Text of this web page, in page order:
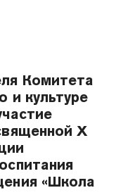
Комитета
и культуре
X
«Школа